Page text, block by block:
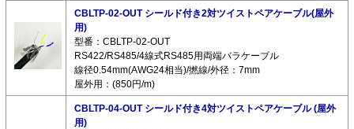
CBLTP-02-OUT シールド付き2対ツイストペアケーブル(屋外
用)
型番：CBLTP-02-OUT
RS422/RS485/4線式RS485用両端バラケーブル
線径0.54mm(AWG24相当)/撚線/外径：7mm
屋外用：(850円/m)
CBLTP-04-OUT シールド付き4対ツイストペアケーブル (屋外
用)